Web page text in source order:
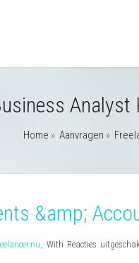
Analyst
Home » Aanvragen »
&amp;
, With Reacties